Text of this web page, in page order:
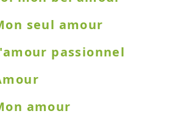
seul amour
passionnel
amour